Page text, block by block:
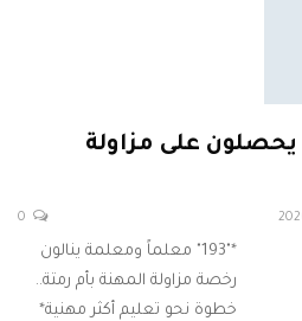
يحصلون على مزاولة
*"193" معلماً ومعلمة ينالون
رخصة مزاولة المهنة بأم رمتة..
خطوة نحو تعليم أكثر مهنية*